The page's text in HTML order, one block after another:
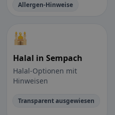
Allergen-Hinweise
🕌
Halal in Sempach
Halal-Optionen mit
Hinweisen
Transparent ausgewiesen